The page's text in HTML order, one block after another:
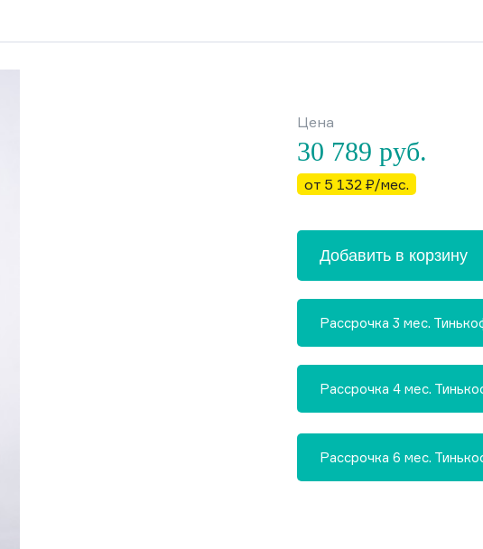
Цена
30 789 руб.
от 5 132 ₽/мес.
Добавить в корзину
Рассрочка 3 мес.
Рассрочка 4 мес.
Рассрочка 6 мес.